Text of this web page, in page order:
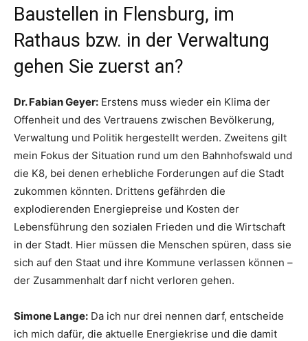
Baustellen in Flensburg, im
Rathaus bzw. in der Verwaltung
gehen Sie zuerst an?
Dr. Fabian Geyer: Erstens muss wieder ein Klima der
Offenheit und des Vertrauens zwischen Bevölkerung,
Verwaltung und Politik hergestellt werden. Zweitens gilt
mein Fokus der Situation rund um den Bahnhofswald und
die K8, bei denen erhebliche Forderungen auf die Stadt
zukommen könnten. Drittens gefährden die
explodierenden Energiepreise und Kosten der
Lebensführung den sozialen Frieden und die Wirtschaft
in der Stadt. Hier müssen die Menschen spüren, dass sie
sich auf den Staat und ihre Kommune verlassen können –
der Zusammenhalt darf nicht verloren gehen.
Simone Lange: Da ich nur drei nennen darf, entscheide
ich mich dafür, die aktuelle Energiekrise und die damit